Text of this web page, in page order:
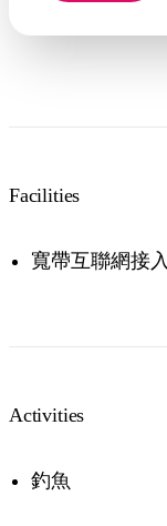
Facilities
寬帶互聯網接入
Activities
釣魚